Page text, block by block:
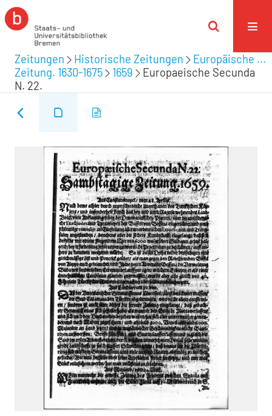
Zeitungen Historische Zeitungen
Europäische ...
Zeitung. 1630-1675
1659
Europaeische Secunda
N. 22.